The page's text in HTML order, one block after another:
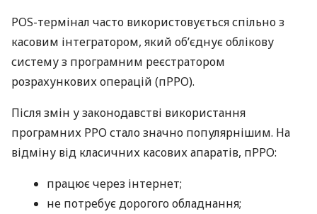
POS-термінал часто використовується спільно з
касовим інтегратором, який об’єднує облікову
систему з програмним реєстратором
розрахункових операцій (пРРО).
Після змін у законодавстві використання
програмних РРО стало значно популярнішим. На
відміну від класичних касових апаратів, пРРО:
працює через інтернет;
не потребує дорогого обладнання;